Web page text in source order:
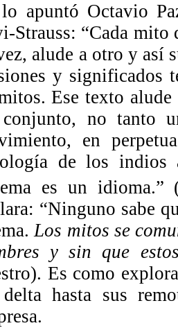
apuntó Octavio
Strauss: “Cada mito
alude a otro y así
y significados
Ese texto
no tanto
en
de los indios
es un idioma.”
“Ninguno sabe
Los mitos se
y sin que
Es como
hasta sus